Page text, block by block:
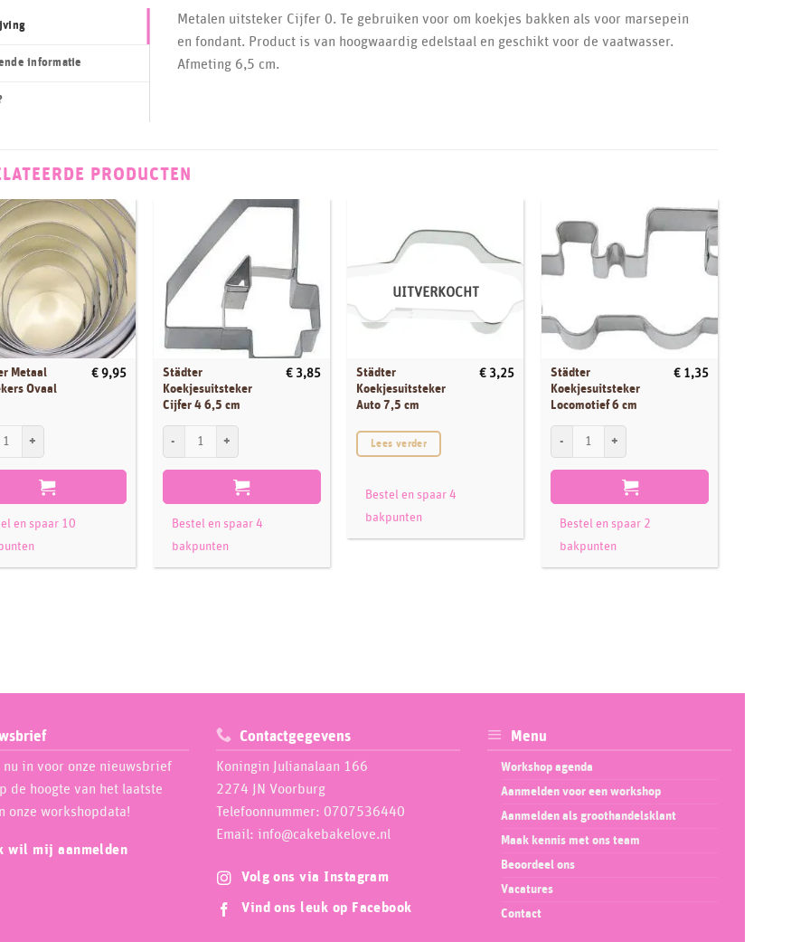
informatie
Metalen uitsteker Cijfer 0. Te gebruiken voor om koekjes bakken als voor marsepein
en fondant. Product is van hoogwaardig edelstaal en geschikt voor de vaatwasser.
Afmeting 6,5 cm.
PRODUCTEN
Metaal
Ovaal
€9,95
en spaar 10
Städter
Koekjesuitsteker
Cijfer 4 6,5 cm
€3,85
Städter Koekjesuitsteker Cijfer 4 6,5 cm aantal
Bestel en spaar 4
bakpunten
UITVERKOCHT
Städter
Koekjesuitsteker
Auto 7,5 cm
€ 3,25
Lees verder
Bestel en spaar 4
bakpunten
Städter
Koekjesuitsteker
Locomotief 6 cm
€ 1,35
Bestel en spaar 2
bakpunten
in voor onze nieuwsbrief
de hoogte van het laatste
onze workshopdata!
wil mij aanmelden
Contactgegevens
Koningin Julianalaan 166
2274 JN Voorburg
Telefoonnummer: 0707536440
Email: info@cakebakelove.nl
Volg ons via Instagram
Vind ons leuk op Facebook
Menu
Workshop agenda
Aanmelden voor een workshop
Aanmelden als groothandelsklant
Maak kennis met ons team
Beoordeel ons
Vacatures
Contact